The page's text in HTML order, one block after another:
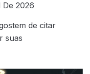
2026
de citar
suas